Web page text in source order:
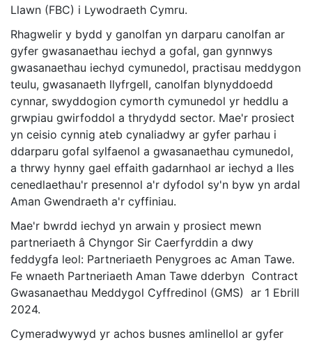
Llawn (FBC) i Lywodraeth Cymru.
Rhagwelir y bydd y ganolfan yn darparu canolfan ar
gyfer gwasanaethau iechyd a gofal, gan gynnwys
gwasanaethau iechyd cymunedol, practisau meddygon
teulu, gwasanaeth llyfrgell, canolfan blynyddoedd
cynnar, swyddogion cymorth cymunedol yr heddlu a
grwpiau gwirfoddol a thrydydd sector. Mae'r prosiect
yn ceisio cynnig ateb cynaliadwy ar gyfer parhau i
ddarparu gofal sylfaenol a gwasanaethau cymunedol,
a thrwy hynny gael effaith gadarnhaol ar iechyd a lles
cenedlaethau'r presennol a'r dyfodol sy'n byw yn ardal
Aman Gwendraeth a'r cyffiniau.
Mae'r bwrdd iechyd yn arwain y prosiect mewn
partneriaeth â Chyngor Sir Caerfyrddin a dwy
feddygfa leol: Partneriaeth Penygroes ac Aman Tawe.
Fe wnaeth Partneriaeth Aman Tawe dderbyn Contract
Gwasanaethau Meddygol Cyffredinol (GMS) ar 1 Ebrill
2024.
Cymeradwywyd yr achos busnes amlinellol ar gyfer